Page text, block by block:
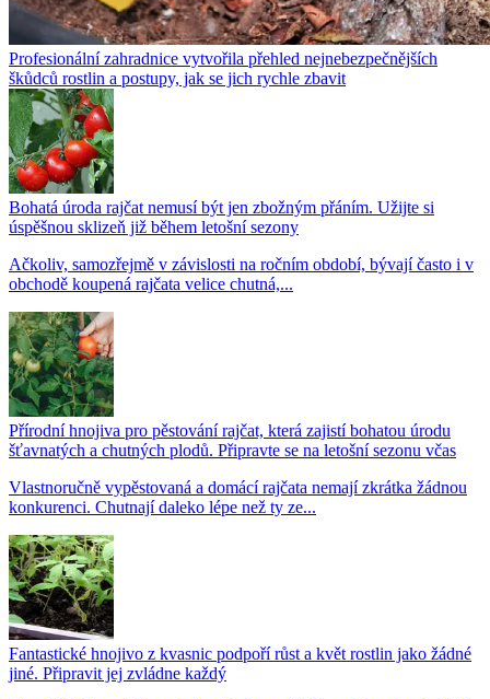
Profesionální zahradnice vytvořila přehled nejnebezpečnějších
škůdců rostlin a postupy, jak se jich rychle zbavit
Bohatá úroda rajčat nemusí být jen zbožným přáním. Užijte si
úspěšnou sklizeň již během letošní sezony
Ačkoliv, samozřejmě v závislosti na ročním období, bývají často i v
obchodě koupená rajčata velice chutná,...
Přírodní hnojiva pro pěstování rajčat, která zajistí bohatou úrodu
šťavnatých a chutných plodů. Připravte se na letošní sezonu včas
Vlastnoručně vypěstovaná a domácí rajčata nemají zkrátka žádnou
konkurenci. Chutnají daleko lépe než ty ze...
Fantastické hnojivo z kvasnic podpoří růst a květ rostlin jako žádné
jiné. Připravit jej zvládne každý